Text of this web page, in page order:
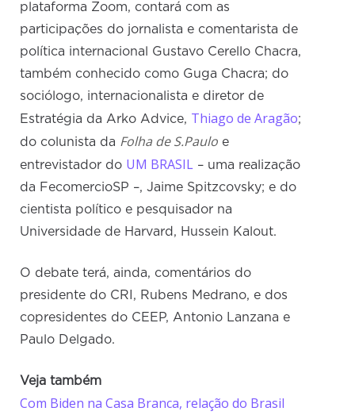
plataforma Zoom, contará com as
participações do jornalista e comentarista de
política internacional Gustavo Cerello Chacra,
também conhecido como Guga Chacra; do
sociólogo, internacionalista e diretor de
Estratégia da Arko Advice, Thiago de Aragão;
do colunista da Folha de S.Paulo e
entrevistador do UM BRASIL – uma realização
da FecomercioSP –, Jaime Spitzcovsky; e do
cientista político e pesquisador na
Universidade de Harvard, Hussein Kalout.
O debate terá, ainda, comentários do
presidente do CRI, Rubens Medrano, e dos
copresidentes do CEEP, Antonio Lanzana e
Paulo Delgado.
Veja também
Com Biden na Casa Branca, relação do Brasil